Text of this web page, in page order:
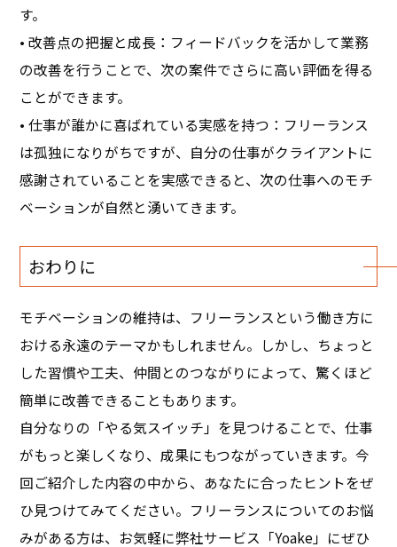
す。
• 改善点の把握と成長：フィードバックを活かして業務
の改善を行うことで、次の案件でさらに高い評価を得る
ことができます。
• 仕事が誰かに喜ばれている実感を持つ：フリーランス
は孤独になりがちですが、自分の仕事がクライアントに
感謝されていることを実感できると、次の仕事へのモチ
ベーションが自然と湧いてきます。
おわりに
モチベーションの維持は、フリーランスという働き方に
おける永遠のテーマかもしれません。しかし、ちょっと
した習慣や工夫、仲間とのつながりによって、驚くほど
簡単に改善できることもあります。
自分なりの「やる気スイッチ」を見つけることで、仕事
がもっと楽しくなり、成果にもつながっていきます。今
回ご紹介した内容の中から、あなたに合ったヒントをぜ
ひ見つけてみてください。フリーランスについてのお悩
みがある方は、お気軽に弊社サービス「Yoake」にぜひ